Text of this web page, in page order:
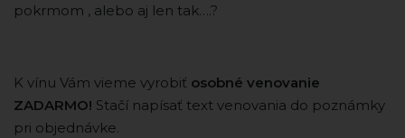
pokrmom , alebo aj len tak….?
K vínu Vám vieme vyrobiť osobné venovanie
ZADARMO! Stačí napísať text venovania do poznámky
pri objednávke.